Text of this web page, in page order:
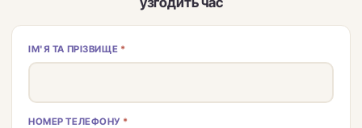
ІМ'Я ТА ПРІЗВИЩЕ *
НОМЕР ТЕЛЕФОНУ *